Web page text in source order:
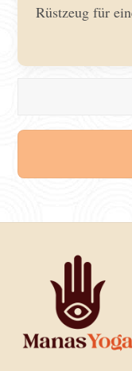
Rüstzeug für